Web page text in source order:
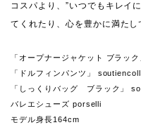
コスパより、”いつでもキレイ
てくれたり、心を豊かに満たし
「オープナージャケット ブラッ
「ドルフィンパンツ」
「しっくりバッグ ブラック」
バレエシューズ porselli
モデル身長164cm